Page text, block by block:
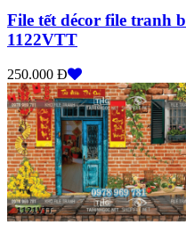
File tết décor file tranh
1122VTT
250.000 Đ